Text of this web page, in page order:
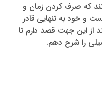
که صرف کردن زمان و
و خود به تنهایی قادر
از این جهت قصد دارم تا
را شرح دهم.